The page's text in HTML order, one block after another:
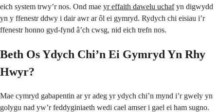
eich system trwy’r nos. Ond mae yr effaith dawelu uchafyn digwydd
yn y ffenestr ddwy i dair awr ar ôl ei gymryd. Rydych chi eisiau i’r
ffenestr honno gyd-fynd â’ch cwsg, nid eich trefn nos.
Beth Os Ydych Chi’n Ei Gymryd Yn Rhy
Hwyr?
Mae cymryd gabapentin ar yr adeg yr ydych chi’n mynd i’r gwely yn
golygu nad yw’r feddyginiaeth wedi cael amser i gael ei ham sugno.